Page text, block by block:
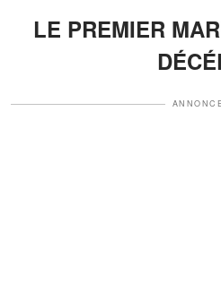
LE PREMIER